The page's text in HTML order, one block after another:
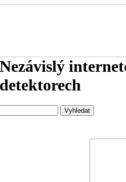
Nezávislý
detektorech